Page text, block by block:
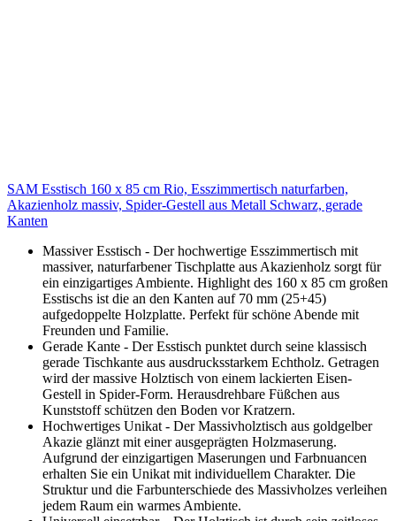
SAM Esstisch 160 x 85 cm Rio, Esszimmertisch naturfarben,
Akazienholz massiv, Spider-Gestell aus Metall Schwarz, gerade
Kanten
Massiver Esstisch - Der hochwertige Esszimmertisch mit
massiver, naturfarbener Tischplatte aus Akazienholz sorgt für
ein einzigartiges Ambiente. Highlight des 160 x 85 cm großen
Esstischs ist die an den Kanten auf 70 mm (25+45)
aufgedoppelte Holzplatte. Perfekt für schöne Abende mit
Freunden und Familie.
Gerade Kante - Der Esstisch punktet durch seine klassisch
gerade Tischkante aus ausdrucksstarkem Echtholz. Getragen
wird der massive Holztisch von einem lackierten Eisen-
Gestell in Spider-Form. Herausdrehbare Füßchen aus
Kunststoff schützen den Boden vor Kratzern.
Hochwertiges Unikat - Der Massivholztisch aus goldgelber
Akazie glänzt mit einer ausgeprägten Holzmaserung.
Aufgrund der einzigartigen Maserungen und Farbnuancen
erhalten Sie ein Unikat mit individuellem Charakter. Die
Struktur und die Farbunterschiede des Massivholzes verleihen
jedem Raum ein warmes Ambiente.